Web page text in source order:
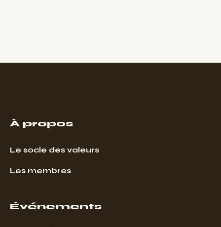
À propos
Le socle des valeurs
Les membres
Événements